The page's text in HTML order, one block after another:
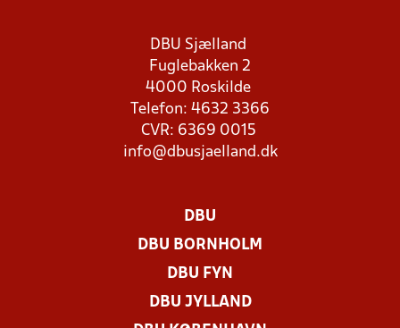
DBU Sjælland
Fuglebakken 2
4000 Roskilde
Telefon: 4632 3366
CVR: 6369 0015
info@dbusjaelland.dk
DBU
DBU BORNHOLM
DBU FYN
DBU JYLLAND